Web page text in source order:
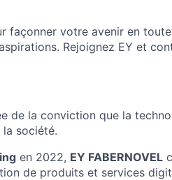
façonner votre avenir en
Rejoignez EY et
de la conviction que la
société.
en 2022, EY FABERNOVEL
de produits et services